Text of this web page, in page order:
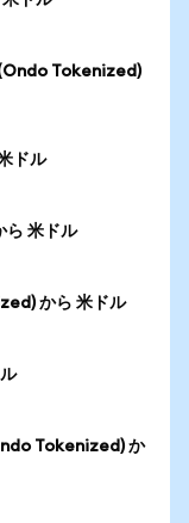
Tokenized)
ドル
米ドル
から 米ドル
Tokenized) か